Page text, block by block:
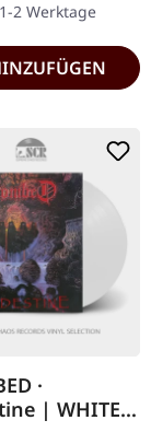
pure
2 Werktage
·
| WHITE